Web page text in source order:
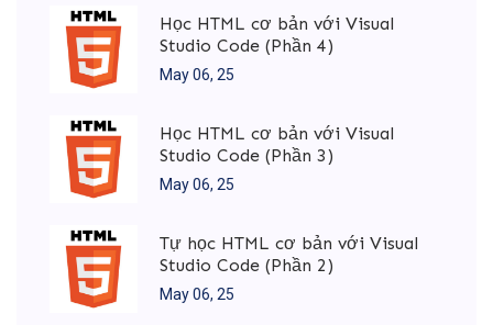
Học HTML cơ bản với Visual
Studio Code (Phần 4)
May 06, 25
Học HTML cơ bản với Visual
Studio Code (Phần 3)
May 06, 25
Tự học HTML cơ bản với Visual
Studio Code (Phần 2)
May 06, 25